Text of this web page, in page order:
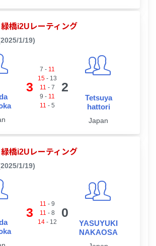
橋i2Uレーティング
1/19)
3
7 - 11
15- 13
11 - 7
9 - 11
11 - 5
2
Tetsuya
hattori
Japan
橋i2Uレーティング
1/19)
3
11 - 9
11 - 8
14- 12
0
YASUYUKI
NAKAOSA